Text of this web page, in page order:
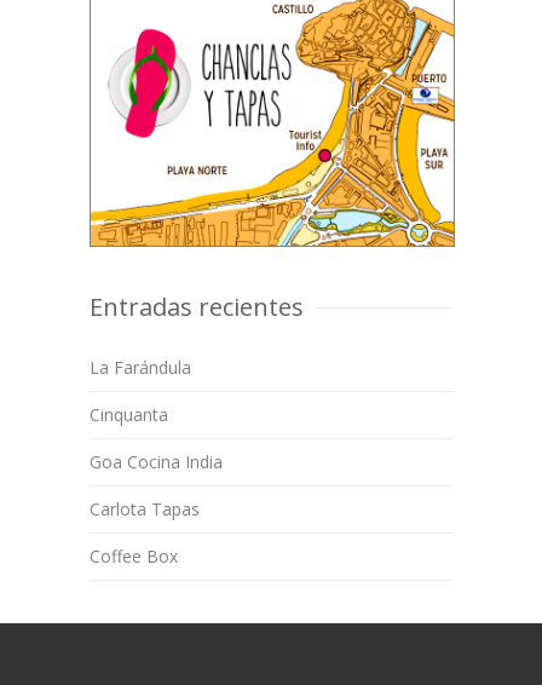
Entradas recientes
La Farándula
Cinquanta
Goa Cocina India
Carlota Tapas
Coffee Box